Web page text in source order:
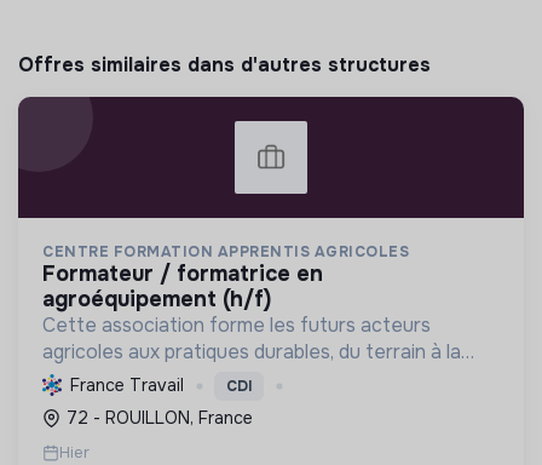
Offres similaires dans d'autres structures
CENTRE FORMATION APPRENTIS AGRICOLES
formateur / formatrice en
agroéquipement (h/f)
Cette association forme les futurs acteurs
agricoles aux pratiques durables, du terrain à la
gestion, favorisant une transition écologique et le
renouvellement des générations via
l'apprentissage.
France Travail CDI
72 - ROUILLON, France
Hier